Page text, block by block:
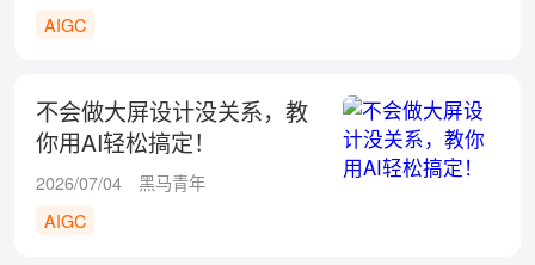
AIGC
不会做大屏设计没关系，教
你用AI轻松搞定！
2026/07/04
黑马青年
AIGC